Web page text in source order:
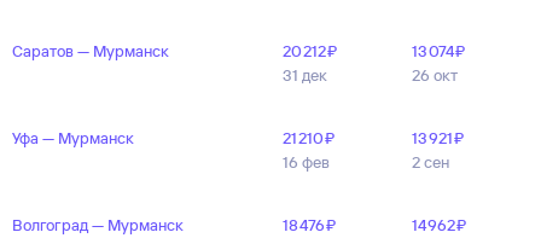
Саратов — Мурманск
20 ⁠212 ⁠₽
31 дек
13 ⁠074 ⁠₽
26 окт
Уфа — Мурманск
21 ⁠210 ⁠₽
16 фев
13 ⁠921 ⁠₽
2 сен
Волгоград — Мурманск
18 ⁠476 ⁠₽
14 ⁠962 ⁠₽